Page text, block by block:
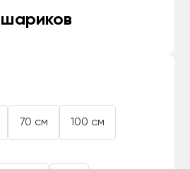
шариков
70 см 100 см